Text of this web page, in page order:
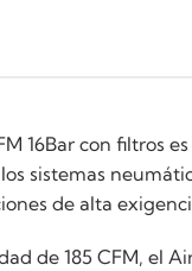
16Bar con filtros
sistemas
de alta
de 185 CFM, el